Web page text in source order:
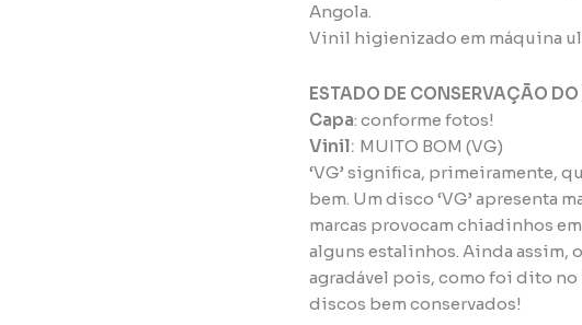
Angola.
Vinil higienizado em máquina
ESTADO DE CONSERVAÇÃO
Capa: conforme fotos!
Vinil: MUITO BOM (VG)
‘VG’ significa, primeiramente,
bem. Um disco ‘VG’ apresenta
marcas provocam chiadinhos
alguns estalinhos. Ainda assim,
agradável pois, como foi dito
discos bem conservados!